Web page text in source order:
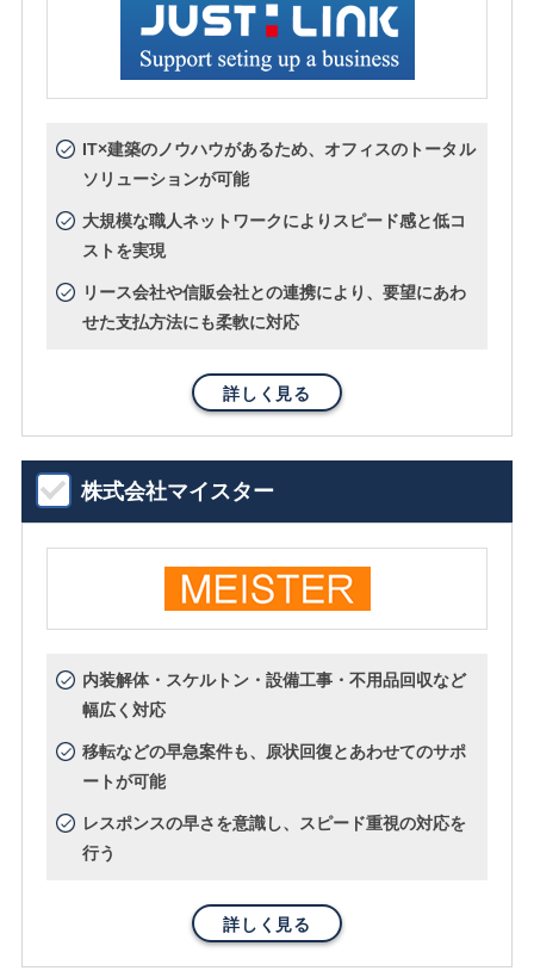
IT×建築のノウハウがあるため、オフィスのトータル
ソリューションが可能
大規模な職人ネットワークによりスピード感と低コ
ストを実現
リース会社や信販会社との連携により、要望にあわ
せた支払方法にも柔軟に対応
詳しく見る
株式会社マイスター
内装解体・スケルトン・設備工事・不用品回収など
幅広く対応
移転などの早急案件も、原状回復とあわせてのサポ
ートが可能
レスポンスの早さを意識し、スピード重視の対応を
行う
詳しく見る